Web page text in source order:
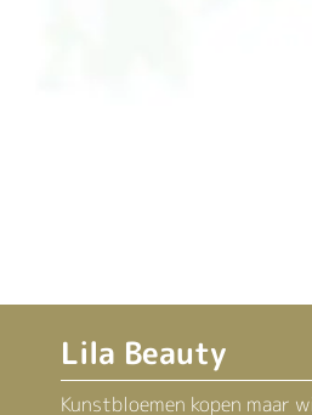
Lila Beauty
Kunstbloemen kopen maar